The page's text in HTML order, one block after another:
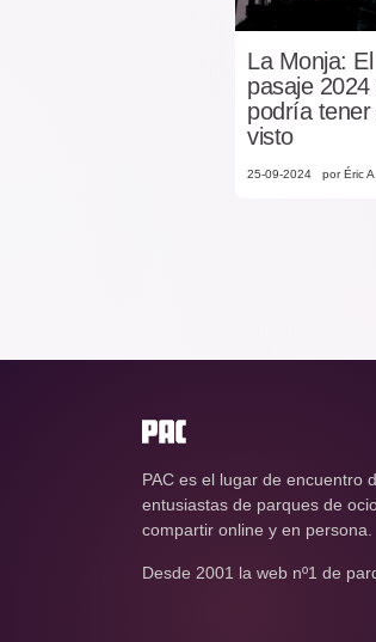
La Monja:
pasaje
podría
visto
25-09-2024 por Éric A.
PAC es el lugar de encuentro
entusiastas de parques de
compartir online y en persona.
Desde 2001 la web nº1 de